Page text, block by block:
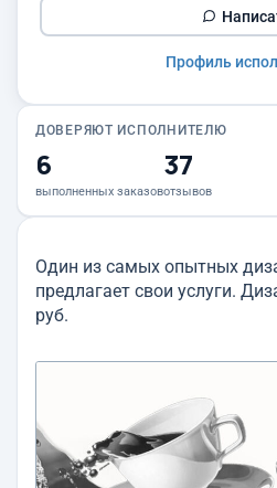
Один из самых опытных
предлагает свои услуги.
руб.
Профиль
ДОВЕРЯЮТ ИСПОЛНИТЕЛЮ
6
выполненных заказов
37
отзывов